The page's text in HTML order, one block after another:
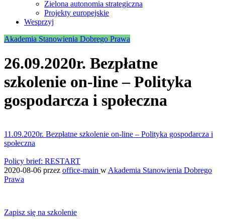
Zielona autonomia strategiczna
Projekty europejskie
Wesprzyj
Akademia Stanowienia Dobrego Prawa
26.09.2020r. Bezpłatne
szkolenie on-line – Polityka
gospodarcza i społeczna
11.09.2020r. Bezpłatne szkolenie on-line – Polityka gospodarcza i
społeczna
Policy brief: RESTART
2020-08-06 przez office-main w Akademia Stanowienia Dobrego
Prawa
Zapisz się na szkolenie